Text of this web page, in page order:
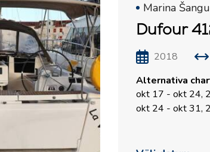
Marina
Dufour
2018
Alternativa
okt 17 - okt 24,
okt 24 - okt 31,